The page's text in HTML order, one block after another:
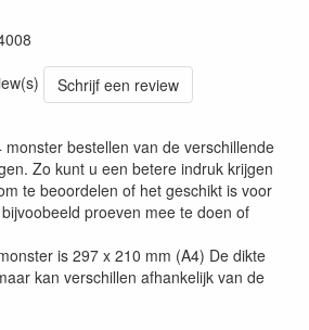
Schrijf een review
monster bestellen van de verschillende
Zo kunt u een betere indruk krijgen
te beoordelen of het geschikt is voor
proeven mee te doen of
is 297 x 210 mm (A4) De dikte
kan verschillen afhankelijk van de